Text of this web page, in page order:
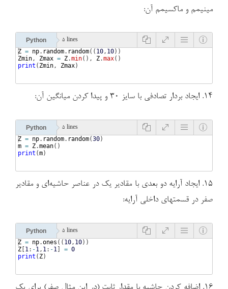
مینیمم و ماکسیمم آن:
Python 5 lines
Z = np. random. random(( 10, 10))
Zmin, Zmax = Z.min( ) , Z.max( )
print ( Zmin, Zmax)
۱۴. ایجاد بردار تصادفی با سایز ۳۰ و پیدا کردن میانگین آن:
Python 5 lines
Z = np. random. random(30)
m = Z.mean( )
print (m)
۱۵. ایجاد آرایه دو بعدی با مقادیر یک در عناصر حاشیه‌ای و مقادیر
صفر در قسمتهای داخلی آرایه:
Python 5 lines
Z = np.ones (( 10, 10))
Z 1: -1, 1: -1 = 0
print ( Z)